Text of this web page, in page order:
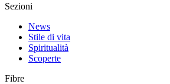
Sezioni
News
Stile di vita
Spiritualità
Scoperte
Fibre